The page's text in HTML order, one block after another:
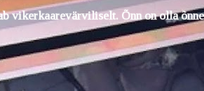
vikerkaarevärviliselt. Õnn on olla